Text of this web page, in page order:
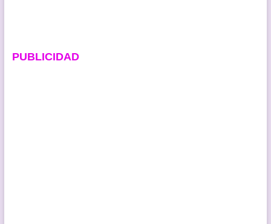
PUBLICIDAD